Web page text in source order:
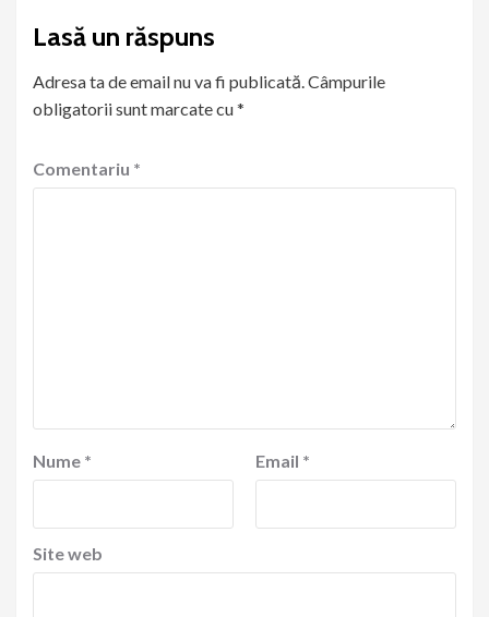
Lasă un răspuns
Adresa ta de email nu va fi publicată.Câmpurile
obligatorii sunt marcate cu*
Comentariu *
Nume * Email *
Site web